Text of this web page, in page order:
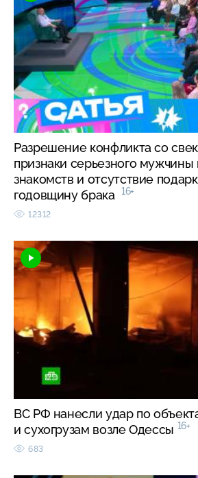
Разрешение конфликта со
признаки серьезного мужчины
знакомств и отсутствие
годовщину брака
16+
12312
ВС РФ нанесли удар по
и сухогрузам возле Одессы 16+
683